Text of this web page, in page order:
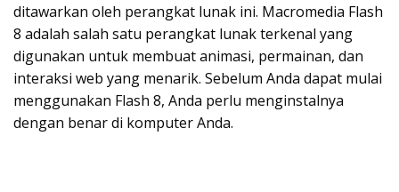
ditawarkan oleh perangkat lunak ini. Macromedia Flash
8 adalah salah satu perangkat lunak terkenal yang
digunakan untuk membuat animasi, permainan, dan
interaksi web yang menarik. Sebelum Anda dapat mulai
menggunakan Flash 8, Anda perlu menginstalnya
dengan benar di komputer Anda.